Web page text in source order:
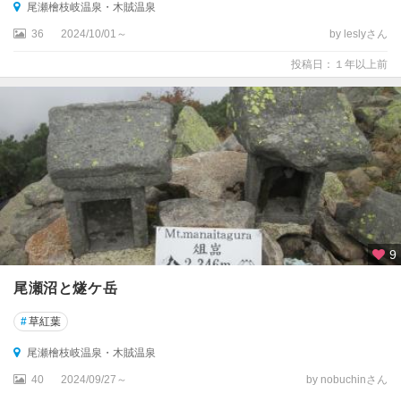
尾瀬檜枝岐温泉・木賊温泉
36 2024/10/01～ by leslyさん
投稿日：１年以上前
9
尾瀬沼と燧ケ岳
#草紅葉
尾瀬檜枝岐温泉・木賊温泉
40 2024/09/27～ by nobuchinさん